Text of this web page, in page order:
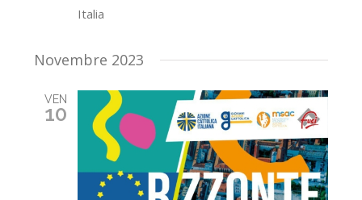
Italia
Novembre 2023
VEN
10